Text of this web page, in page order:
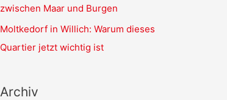
zwischen Maar und Burgen
Moltkedorf in Willich: Warum dieses
Quartier jetzt wichtig ist
Archiv